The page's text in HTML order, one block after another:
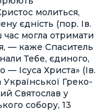
молиться,
єдність (пор. Ів.
могла отримати
— каже Спаситель
Тебе, єдиного,
— Ісуса Христа» (Ів.
Греко-
Святослав у
собору, 13